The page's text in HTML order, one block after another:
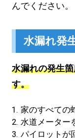
んでください。
水漏れ発
水漏れの発生
す。
家のすべての
水道メーター
パイロットが